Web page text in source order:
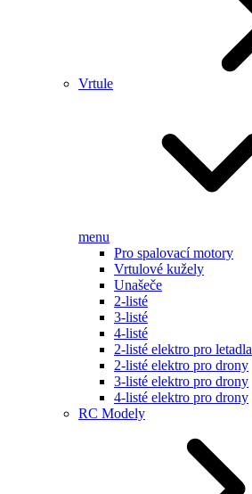
Vrtule
menu
Pro spalovací motory
Vrtulové kužely
Unašeče
2-listé
3-listé
4-listé
2-listé elektro pro letadla
2-listé elektro pro drony
3-listé elektro pro drony
4-listé elektro pro drony
RC Modely